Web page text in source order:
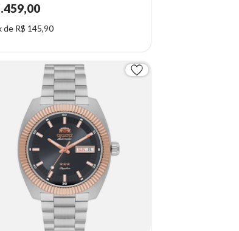
de R$ 145,90